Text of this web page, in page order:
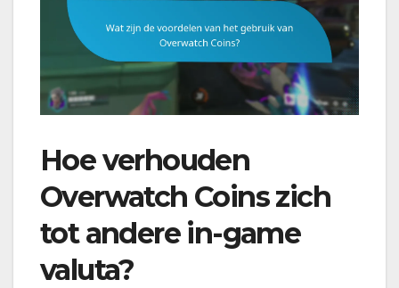
Hoe verhouden
Overwatch Coins zich
tot andere in-game
valuta?